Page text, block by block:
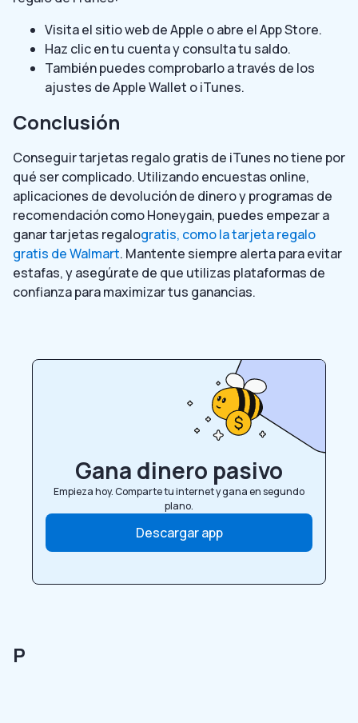
Visita el sitio web de Apple o abre el App Store.
Haz clic en tu cuenta y consulta tu saldo.
También puedes comprobarlo a través de los
ajustes de Apple Wallet o iTunes.
Conclusión
Conseguir tarjetas regalo gratis de iTunes no tiene por
qué ser complicado. Utilizando encuestas online,
aplicaciones de devolución de dinero y programas de
recomendación como Honeygain, puedes empezar a
ganar tarjetas regalogratis, como la tarjeta regalo
gratis de Walmart. Mantente siempre alerta para evitar
estafas, y asegúrate de que utilizas plataformas de
confianza para maximizar tus ganancias.
Gana dinero pasivo
Empieza hoy. Comparte tu internet y gana en segundo
plano.
Descargar app
P